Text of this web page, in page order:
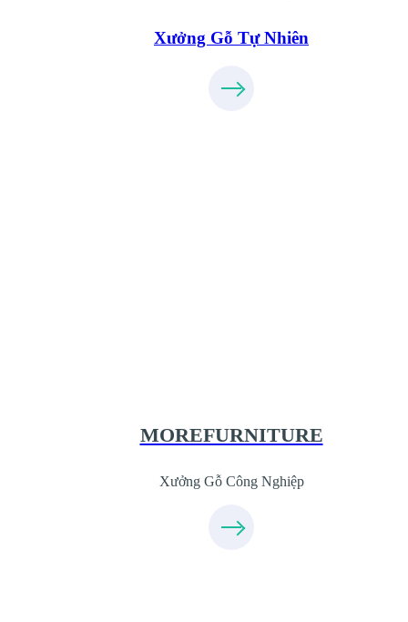
Xưởng Gỗ Tự Nhiên
MOREFURNITURE
Xưởng Gỗ Công Nghiệp